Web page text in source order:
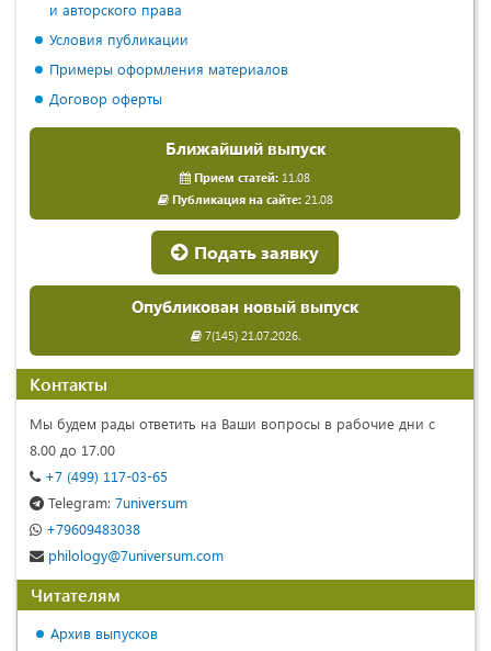
и авторского права
Условия публикации
Примеры оформления материалов
Договор оферты
Ближайший выпуск
Прием статей: 11.08
Публикация на сайте:21.08
Подать заявку
Опубликован новый выпуск
7(145) 21.07.2026.
Контакты
Мы будем рады ответить на Ваши вопросы в рабочие дни с
8.00 до 17.00
+7 (499) 117-03-65
Telegram: 7universum
+79609483038
philology@7universum.com
Читателям
Архив выпусков